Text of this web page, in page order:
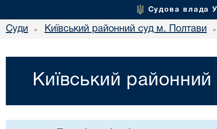
Судова влада
Суди • Київський районний суд м. Полтави •
Київський